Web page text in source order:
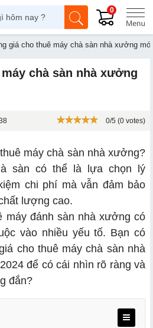
0
giá cho thuê máy chà sàn nhà xưởng mới
chà sàn nhà xưởng
0/5 (0 votes)
máy chà sàn nhà xưởng?
sàn có thể là lựa chọn lý
chi phí mà vẫn đảm bảo
lượng cao.
máy đánh sàn nhà xưởng có
vào nhiều yếu tố. Bạn có
cho thuê máy chà sàn nhà
để có cái nhìn rõ ràng và
đắn?